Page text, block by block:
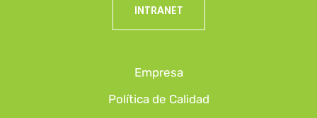
INTRANET
Empresa
Política de Calidad